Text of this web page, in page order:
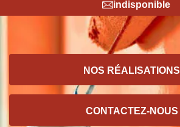
indisponible
NOS RÉALISATIONS
CONTACTEZ-NOUS